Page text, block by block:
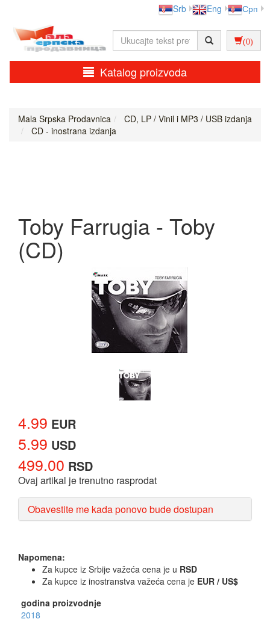
Srb Eng Срп
(0)
Katalog proizvoda
Mala Srpska Prodavnica
CD, LP / Vinil i MP3 / USB izdanja
CD - inostrana izdanja
Toby Farrugia - Toby
(CD)
4.99 EUR
5.99 USD
499.00 RSD
Ovaj artikal je trenutno rasprodat
Obavestite me kada ponovo bude dostupan
Napomena:
Za kupce iz Srbije važeća cena je u RSD
Za kupce iz inostranstva važeća cena je EUR / US$
godina proizvodnje
2018